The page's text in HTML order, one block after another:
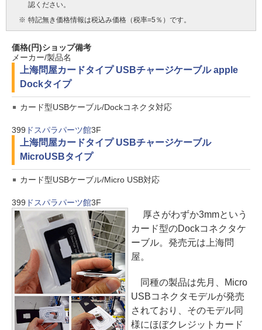
認ください。
※ 特記無き価格情報は税込み価格（税率=5％）です。
価格(円)ショップ備考
メーカー/製品名
上海問屋カードタイプ USBチャージケーブル apple
Dockタイプ
カード型USBケーブル/Dockコネクタ対応
399 ドスパラパーツ館3F
上海問屋カードタイプ USBチャージケーブル
MicroUSBタイプ
カード型USBケーブル/Micro USB対応
399 ドスパラパーツ館3F
厚さがわずか3mmという
カード型のDockコネクタケ
ーブル。発売元は上海問
屋。
同種の製品は先月、Micro
USBコネクタモデルが発売
されており、そのモデル同
様にほぼクレジットカード